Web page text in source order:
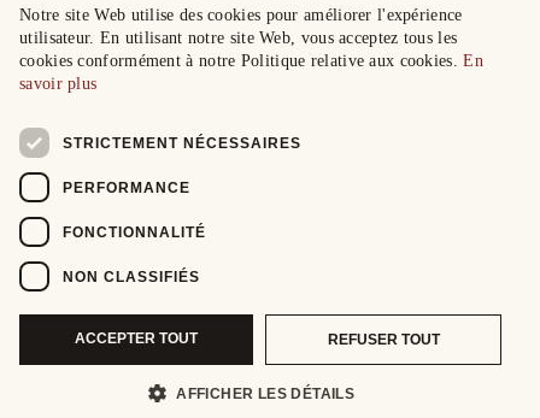
Notre site Web utilise des cookies pour améliorer l'expérience
utilisateur. En utilisant notre site Web, vous acceptez tous les
cookies conformément à notre Politique relative aux cookies.En
savoir plus
STRICTEMENT NÉCESSAIRES
PERFORMANCE
FONCTIONNALITÉ
NON CLASSIFIÉS
ACCEPTER TOUT REFUSER TOUT
AFFICHER LES DÉTAILS